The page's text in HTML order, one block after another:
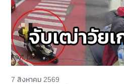
7 สิงหาคม 2569